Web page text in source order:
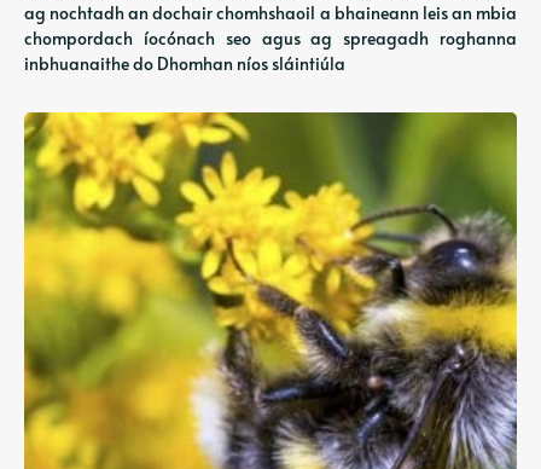
ag nochtadh an dochair chomhshaoil ​​a bhaineann leis an mbia
chompordach íocónach seo agus ag spreagadh roghanna
inbhuanaithe do Dhomhan níos sláintiúla